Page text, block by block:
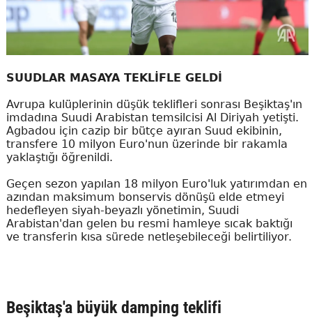
SUUDLAR MASAYA TEKLİFLE GELDİ
Avrupa kulüplerinin düşük teklifleri sonrası Beşiktaş'ın
imdadına Suudi Arabistan temsilcisi Al Diriyah yetişti.
Agbadou için cazip bir bütçe ayıran Suud ekibinin,
transfere 10 milyon Euro'nun üzerinde bir rakamla
yaklaştığı öğrenildi.
Geçen sezon yapılan 18 milyon Euro'luk yatırımdan en
azından maksimum bonservis dönüşü elde etmeyi
hedefleyen siyah-beyazlı yönetimin, Suudi
Arabistan'dan gelen bu resmi hamleye sıcak baktığı
ve transferin kısa sürede netleşebileceği belirtiliyor.
Beşiktaş'a büyük damping teklifi